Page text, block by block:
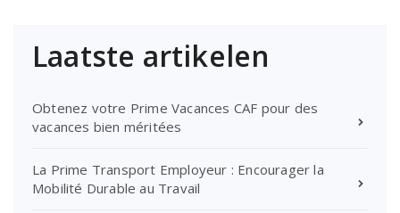
Laatste artikelen
Obtenez votre Prime Vacances CAF pour des
vacances bien méritées
La Prime Transport Employeur : Encourager la
Mobilité Durable au Travail